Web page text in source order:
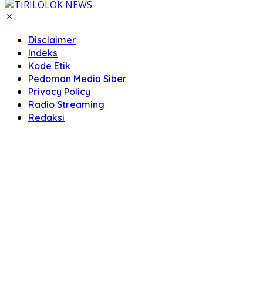
Disclaimer
Indeks
Kode Etik
Pedoman Media Siber
Privacy Policy
Radio Streaming
Redaksi